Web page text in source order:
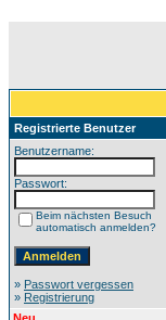
Registrierte Benutzer
Benutzername:
Passwort:
Beim nächsten Besuch
automatisch anmelden?
» Passwort vergessen
» Registrierung